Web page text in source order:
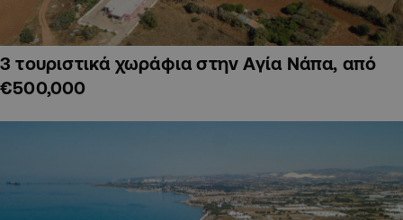
3 τουριστικά χωράφια στην Αγία Νάπα, από
€500,000